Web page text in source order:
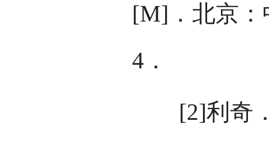
[M]．北京：
4．
[2]利奇．